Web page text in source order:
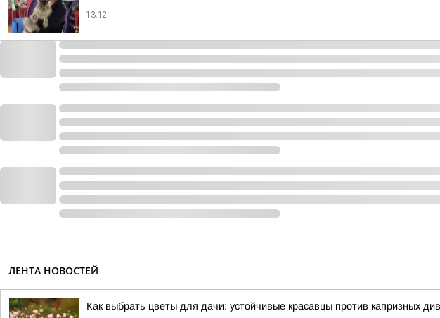
13:12
ЛЕНТА НОВОСТЕЙ
Как выбрать цветы для дачи: устойчивые красавцы против капризных див